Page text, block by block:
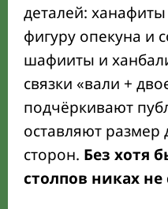
деталей:
фигуру опекуна и
шафииты и
связки «вали +
подчёркивают
оставляют размер
сторон. Без хотя
столпов никах не